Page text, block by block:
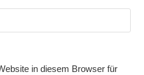
in diesem Browser für